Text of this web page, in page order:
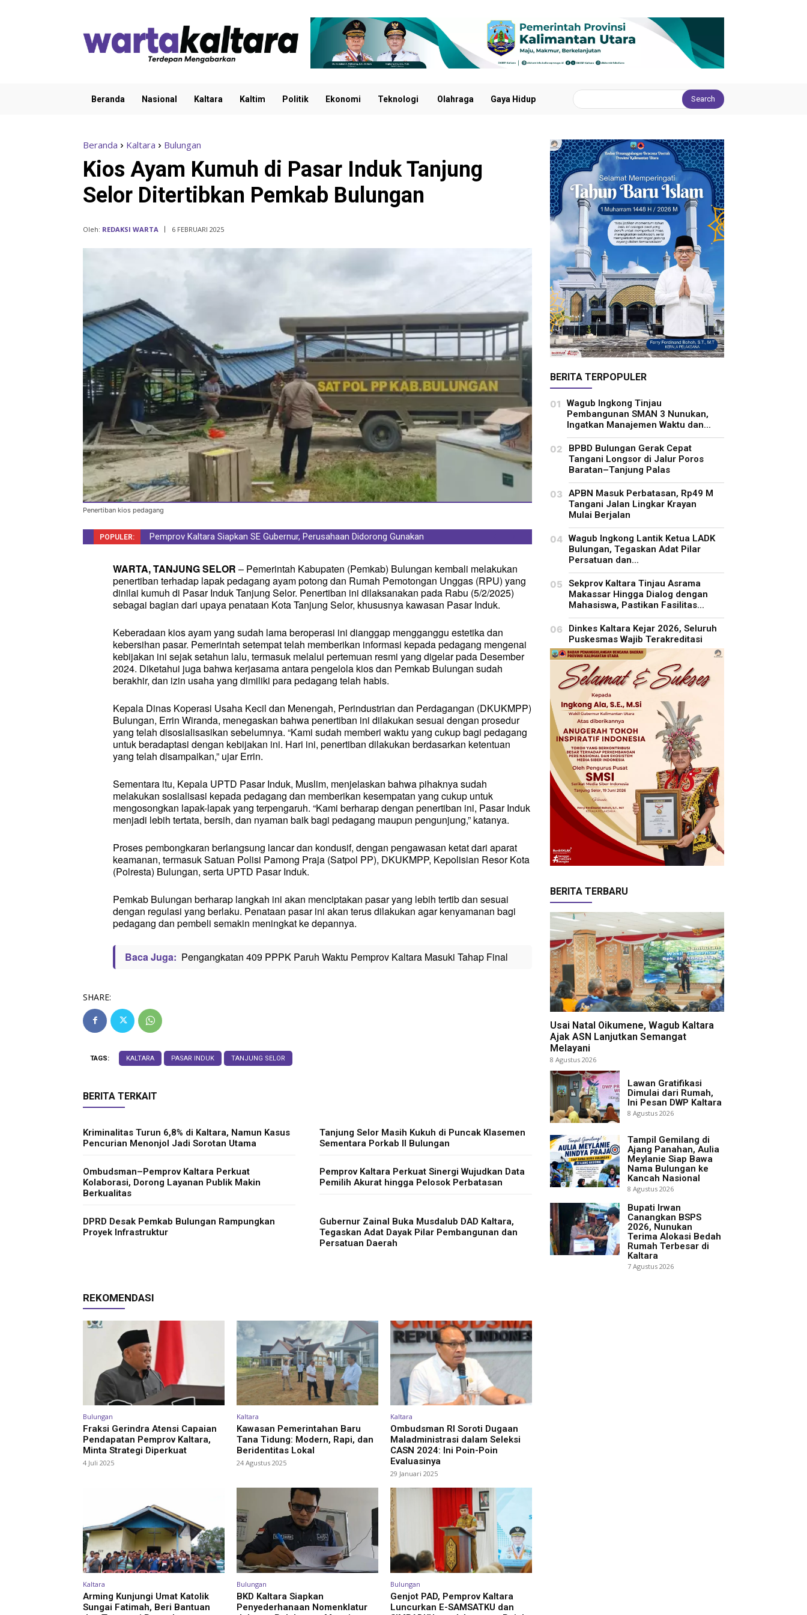
Beranda Nasional Kaltara Kaltim Politik Ekonomi Teknologi Olahraga Gaya Hidup Search
Beranda Kaltara Bulungan
Kios Ayam Kumuh di Pasar Induk Tanjung
Selor Ditertibkan Pemkab Bulungan
Oleh: REDAKSI WARTA 6 FEBRUARI 2025
Penertiban kios pedagang
POPULER:
Pemprov Kaltara Siapkan SE Gubernur, Perusahaan Didorong Gunakan
WARTA, TANJUNG SELOR – Pemerintah Kabupaten (Pemkab) Bulungan kembali melakukan
penertiban terhadap lapak pedagang ayam potong dan Rumah Pemotongan Unggas (RPU) yang
dinilai kumuh di Pasar Induk Tanjung Selor. Penertiban ini dilaksanakan pada Rabu (5/2/2025)
sebagai bagian dari upaya penataan Kota Tanjung Selor, khususnya kawasan Pasar Induk.
Keberadaan kios ayam yang sudah lama beroperasi ini dianggap mengganggu estetika dan
kebersihan pasar. Pemerintah setempat telah memberikan informasi kepada pedagang mengenai
kebijakan ini sejak setahun lalu, termasuk melalui pertemuan resmi yang digelar pada Desember
2024. Diketahui juga bahwa kerjasama antara pengelola kios dan Pemkab Bulungan sudah
berakhir, dan izin usaha yang dimiliki para pedagang telah habis.
Kepala Dinas Koperasi Usaha Kecil dan Menengah, Perindustrian dan Perdagangan (DKUKMPP)
Bulungan, Errin Wiranda, menegaskan bahwa penertiban ini dilakukan sesuai dengan prosedur
yang telah disosialisasikan sebelumnya. “Kami sudah memberi waktu yang cukup bagi pedagang
untuk beradaptasi dengan kebijakan ini. Hari ini, penertiban dilakukan berdasarkan ketentuan
yang telah disampaikan,” ujar Errin.
Sementara itu, Kepala UPTD Pasar Induk, Muslim, menjelaskan bahwa pihaknya sudah
melakukan sosialisasi kepada pedagang dan memberikan kesempatan yang cukup untuk
mengosongkan lapak-lapak yang terpengaruh. “Kami berharap dengan penertiban ini, Pasar Induk
menjadi lebih tertata, bersih, dan nyaman baik bagi pedagang maupun pengunjung,” katanya.
Proses pembongkaran berlangsung lancar dan kondusif, dengan pengawasan ketat dari aparat
keamanan, termasuk Satuan Polisi Pamong Praja (Satpol PP), DKUKMPP, Kepolisian Resor Kota
(Polresta) Bulungan, serta UPTD Pasar Induk.
Pemkab Bulungan berharap langkah ini akan menciptakan pasar yang lebih tertib dan sesuai
dengan regulasi yang berlaku. Penataan pasar ini akan terus dilakukan agar kenyamanan bagi
pedagang dan pembeli semakin meningkat ke depannya.
Baca Juga: Pengangkatan 409 PPPK Paruh Waktu Pemprov Kaltara Masuki Tahap Final
SHARE:
TAGS: KALTARA PASAR INDUK TANJUNG SELOR
BERITA TERKAIT
Kriminalitas Turun 6,8% di Kaltara, Namun Kasus
Pencurian Menonjol Jadi Sorotan Utama
Tanjung Selor Masih Kukuh di Puncak Klasemen
Sementara Porkab II Bulungan
Ombudsman–Pemprov Kaltara Perkuat
Kolaborasi, Dorong Layanan Publik Makin
Berkualitas
Pemprov Kaltara Perkuat Sinergi Wujudkan Data
Pemilih Akurat hingga Pelosok Perbatasan
DPRD Desak Pemkab Bulungan Rampungkan
Proyek Infrastruktur
Gubernur Zainal Buka Musdalub DAD Kaltara,
Tegaskan Adat Dayak Pilar Pembangunan dan
Persatuan Daerah
REKOMENDASI
Bulungan
Fraksi Gerindra Atensi Capaian
Pendapatan Pemprov Kaltara,
Minta Strategi Diperkuat
4 Juli 2025
Kaltara
Kawasan Pemerintahan Baru
Tana Tidung: Modern, Rapi, dan
Beridentitas Lokal
24 Agustus 2025
Kaltara
Ombudsman RI Soroti Dugaan
Maladministrasi dalam Seleksi
CASN 2024: Ini Poin-Poin
Evaluasinya
29 Januari 2025
Kaltara
Arming Kunjungi Umat Katolik
Sungai Fatimah, Beri Bantuan
Bulungan
BKD Kaltara Siapkan
Penyederhanaan Nomenklatur
Bulungan
Genjot PAD, Pemprov Kaltara
Luncurkan E-SAMSATKU dan
BERITA TERPOPULER
Wagub Ingkong Tinjau
Pembangunan SMAN 3 Nunukan,
Ingatkan Manajemen Waktu dan...
BPBD Bulungan Gerak Cepat
Tangani Longsor di Jalur Poros
Baratan–Tanjung Palas
APBN Masuk Perbatasan, Rp49 M
Tangani Jalan Lingkar Krayan
Mulai Berjalan
Wagub Ingkong Lantik Ketua LADK
Bulungan, Tegaskan Adat Pilar
Persatuan dan...
Sekprov Kaltara Tinjau Asrama
Makassar Hingga Dialog dengan
Mahasiswa, Pastikan Fasilitas...
Dinkes Kaltara Kejar 2026, Seluruh
Puskesmas Wajib Terakreditasi
BERITA TERBARU
Usai Natal Oikumene, Wagub Kaltara
Ajak ASN Lanjutkan Semangat
Melayani
8 Agustus 2026
Lawan Gratifikasi
Dimulai dari Rumah,
Ini Pesan DWP Kaltara
8 Agustus 2026
Tampil Gemilang di
Ajang Panahan, Aulia
Meylanie Siap Bawa
Nama Bulungan ke
Kancah Nasional
8 Agustus 2026
Bupati Irwan
Canangkan BSPS
2026, Nunukan
Terima Alokasi Bedah
Rumah Terbesar di
Kaltara
7 Agustus 2026